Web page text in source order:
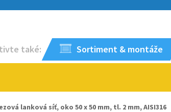
také: Sortiment & montáže
lanková síť, oko 50 x 50 mm, tl. 2 mm, AISI316